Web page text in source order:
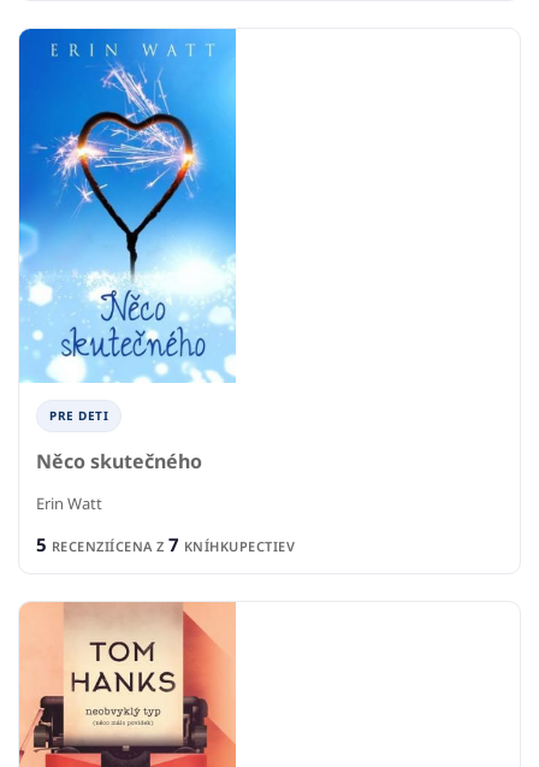
PRE DETI
Něco skutečného
Erin Watt
5 RECENZIÍCENA Z 7 KNÍHKUPECTIEV